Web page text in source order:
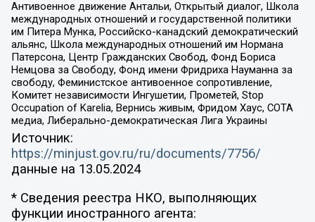
Антивоенное движение Антальи, Открытый диалог, Школа
международных отношений и государственной политики
им Питера Мунка, Российско-канадский демократический
альянс, Школа международных отношений им Нормана
Патерсона, Центр Гражданских Свобод, Фонд Бориса
Немцова за Свободу, Фонд имени Фридриха Науманна за
свободу, Феминистское антивоенное сопротивление,
Комитет независимости Ингушетии, Прометей, Stop
Occupation of Karelia, Вернись живым, Фридом Хаус, СОТА
медиа, Либерально-демократическая Лига Украины
Источник:
https://minjust.gov.ru/ru/documents/7756/
данные на 13.05.2024
* Сведения реестра НКО, выполняющих
функции иностранного агента: